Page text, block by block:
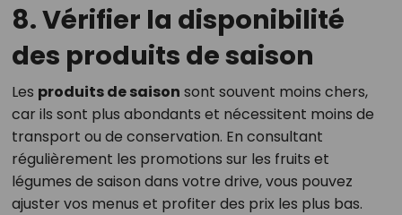
8. Vérifier la disponibilité
des produits de saison
Les produits de saison sont souvent moins chers,
car ils sont plus abondants et nécessitent moins de
transport ou de conservation. En consultant
régulièrement les promotions sur les fruits et
légumes de saison dans votre drive, vous pouvez
ajuster vos menus et profiter des prix les plus bas.